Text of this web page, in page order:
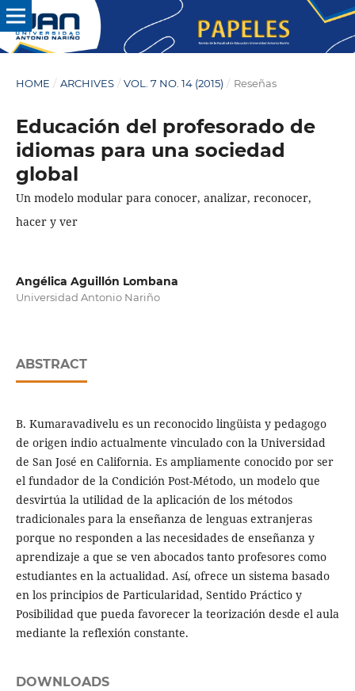
HOME / ARCHIVES / VOL. 7 NO. 14 (2015) / Reseñas
Educación del profesorado de
idiomas para una sociedad
global
Un modelo modular para conocer, analizar, reconocer,
hacer y ver
Angélica Aguillón Lombana
Universidad Antonio Nariño
ABSTRACT
B. Kumaravadivelu es un reconocido lingüista y pedagogo
de origen indio actualmente vinculado con la Universidad
de San José en California. Es ampliamente conocido por ser
el fundador de la Condición Post-Método, un modelo que
desvirtúa la utilidad de la aplicación de los métodos
tradicionales para la enseñanza de lenguas extranjeras
porque no responden a las necesidades de enseñanza y
aprendizaje a que se ven abocados tanto profesores como
estudiantes en la actualidad. Así, ofrece un sistema basado
en los principios de Particularidad, Sentido Práctico y
Posibilidad que pueda favorecer la teorización desde el aula
mediante la reflexión constante.
DOWNLOADS